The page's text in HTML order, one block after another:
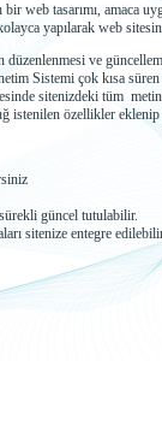
web tasarımı, amaca
yapılarak web
düzenlenmesi ve
Sistemi çok kısa
sitenizdeki tüm
istenilen özellikler eklenip
güncel tutulabilir.
sitenize entegre